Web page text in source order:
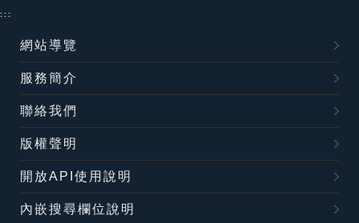
:::
網站導覽
服務簡介
聯絡我們
版權聲明
開放API使用說明
內嵌搜尋欄位說明